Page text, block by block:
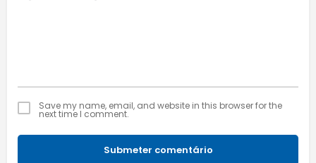
Save my name, email, and website in this browser for the
next time I comment.
Submeter comentário